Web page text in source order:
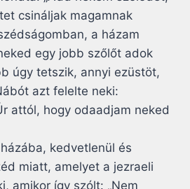
csináljak magamnak
a házam
egy jobb szőlőt adok
úgy tetszik, annyi ezüstöt,
azt felelte neki:
attól, hogy odaadjam neked
kedvetlenül és
miatt, amelyet a jezraeli
amikor így szólt: „Nem